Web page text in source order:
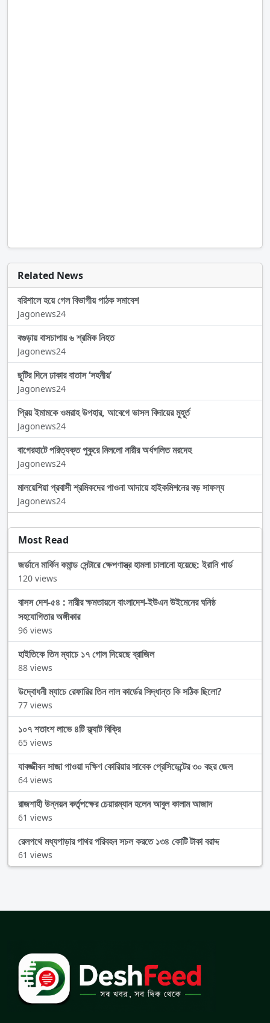
Related News
বরিশালে হয়ে গেল বিভাগীয় পাঠক সমাবেশ
Jagonews24
বগুড়ায় বাসচাপায় ৬ শ্রমিক নিহত
Jagonews24
ছুটির দিনে ঢাকার বাতাস ‘সহনীয়’
Jagonews24
প্রিয় ইমামকে ওমরাহ উপহার, আবেগে ভাসল বিদায়ের মুহূর্ত
Jagonews24
বাগেরহাটে পরিত্যক্ত পুকুরে মিললো নারীর অর্ধগলিত মরদেহ
Jagonews24
মালয়েশিয়া প্রবাসী শ্রমিকদের পাওনা আদায়ে হাইকমিশনের বড় সাফল্য
Jagonews24
Most Read
জর্ডানে মার্কিন কমান্ড সেন্টারে ক্ষেপণাস্ত্র হামলা চালানো হয়েছে: ইরানি গার্ড
120 views
বাসস দেশ-৫৪ : নারীর ক্ষমতায়নে বাংলাদেশ-ইউএন উইমেনের ঘনিষ্ঠ
সহযোগিতার অঙ্গীকার
96 views
হাইতিকে তিন ম্যাচে ১৭ গোল দিয়েছে ব্রাজিল
88 views
উদ্বোধনী ম্যাচে রেফারির তিন লাল কার্ডের সিদ্ধান্ত কি সঠিক ছিলো?
77 views
১০৭ শতাংশ লাভে ৪টি ফ্ল্যাট বিক্রি
65 views
যাবজ্জীবন সাজা পাওয়া দক্ষিণ কোরিয়ার সাবেক প্রেসিডেন্টের ৩০ বছর জেল
64 views
রাজশাহী উন্নয়ন কর্তৃপক্ষের চেয়ারম্যান হলেন আবুল কালাম আজাদ
61 views
রেলপথে মধ্যপাড়ার পাথর পরিবহন সচল করতে ১৩৪ কোটি টাকা বরাদ্দ
61 views